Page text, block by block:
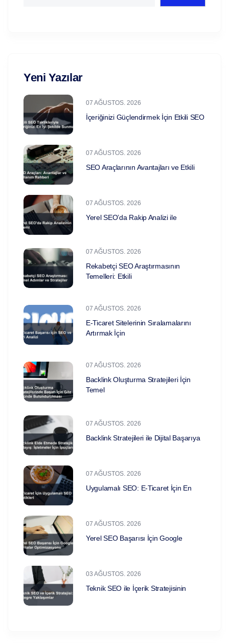
Yeni Yazılar
07 AĞUSTOS. 2026
İçeriğinizi Güçlendirmek İçin Etkili SEO
07 AĞUSTOS. 2026
SEO Araçlarının Avantajları ve Etkili
07 AĞUSTOS. 2026
Yerel SEO’da Rakip Analizi ile
07 AĞUSTOS. 2026
Rekabetçi SEO Araştırmasının
Temelleri: Etkili
07 AĞUSTOS. 2026
E-Ticaret Sitelerinin Sıralamalarını
Artırmak İçin
07 AĞUSTOS. 2026
Backlink Oluşturma Stratejileri İçin
Temel
07 AĞUSTOS. 2026
Backlink Stratejileri ile Dijital Başarıya
07 AĞUSTOS. 2026
Uygulamalı SEO: E-Ticaret İçin En
07 AĞUSTOS. 2026
Yerel SEO Başarısı İçin Google
03 AĞUSTOS. 2026
Teknik SEO ile İçerik Stratejisinin